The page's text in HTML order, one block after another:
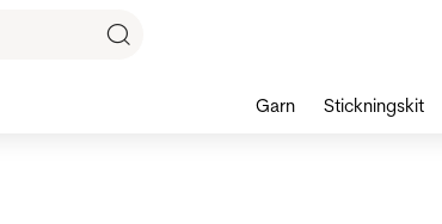
Garn Stickningskit